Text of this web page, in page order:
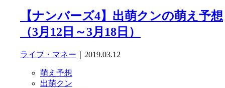
【ナンバーズ4】出萌クンの萌え予想
（3月12日～3月18日）
ライフ・マネー ｜2019.03.12
萌え予想
出萌クン